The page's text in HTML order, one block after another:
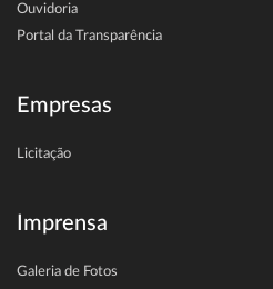
Ouvidoria
Portal da Transparência
Empresas
Licitação
Imprensa
Galeria de Fotos